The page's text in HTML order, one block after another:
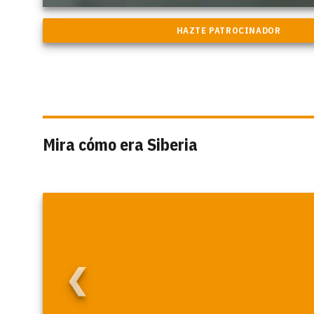
Mira cómo era Siberia
❮